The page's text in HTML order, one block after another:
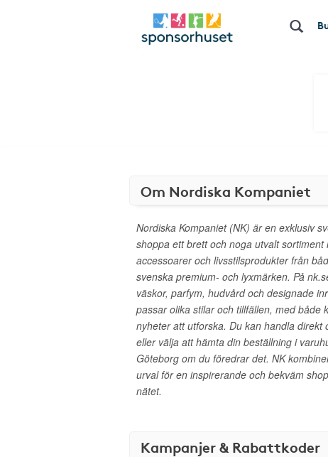
Om Nordiska Kompaniet
Nordiska Kompaniet (NK) är en exklusiv
shoppa ett brett och noga utvalt sortiment
accessoarer och livsstilsprodukter från
svenska premium- och lyxmärken. På
väskor, parfym, hudvård och designade
passar olika stilar och tillfällen, med både
nyheter att utforska. Du kan handla direkt
eller välja att hämta din beställning i
Göteborg om du föredrar det. NK
urval för en inspirerande och bekväm
nätet.
Kampanjer & Rabattkoder